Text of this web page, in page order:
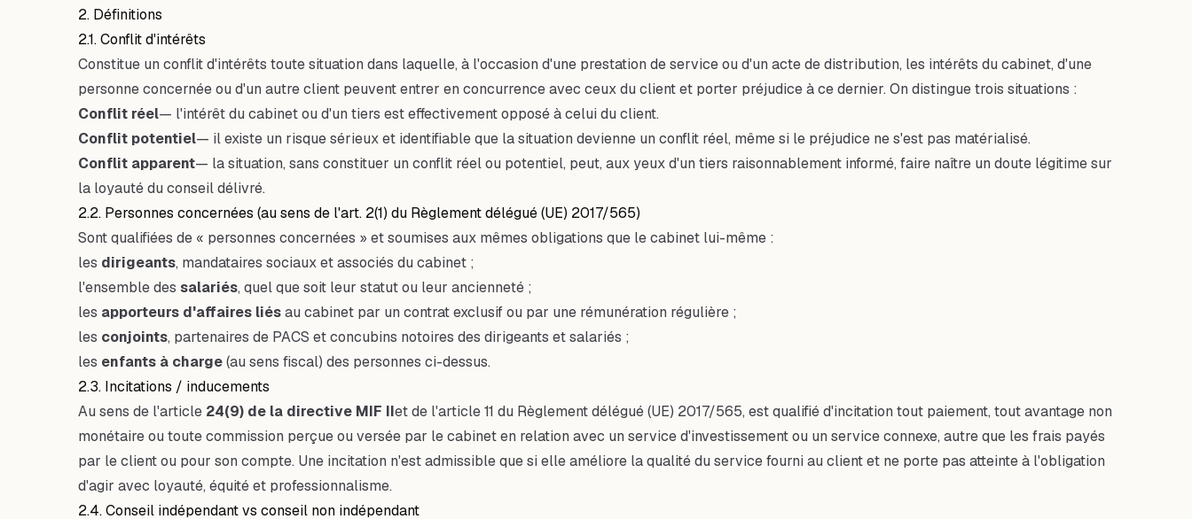
2. Définitions
2.1. Conflit d'intérêts
Constitue un conflit d'intérêts toute situation dans laquelle, à l'occasion d'une prestation de service ou d'un acte de distribution, les intérêts du cabinet, d'une
personne concernée ou d'un autre client peuvent entrer en concurrence avec ceux du client et porter préjudice à ce dernier. On distingue trois situations :
Conflit réel— l'intérêt du cabinet ou d'un tiers est effectivement opposé à celui du client.
Conflit potentiel— il existe un risque sérieux et identifiable que la situation devienne un conflit réel, même si le préjudice ne s'est pas matérialisé.
Conflit apparent— la situation, sans constituer un conflit réel ou potentiel, peut, aux yeux d'un tiers raisonnablement informé, faire naître un doute légitime sur
la loyauté du conseil délivré.
2.2. Personnes concernées (au sens de l'art. 2(1) du Règlement délégué (UE) 2017/565)
Sont qualifiées de « personnes concernées » et soumises aux mêmes obligations que le cabinet lui-même :
les dirigeants, mandataires sociaux et associés du cabinet ;
l'ensemble des salariés, quel que soit leur statut ou leur ancienneté ;
les apporteurs d'affaires liésau cabinet par un contrat exclusif ou par une rémunération régulière ;
les conjoints, partenaires de PACS et concubins notoires des dirigeants et salariés ;
les enfants à charge(au sens fiscal) des personnes ci-dessus.
2.3. Incitations / inducements
Au sens de l'article 24(9) de la directive MIF IIet de l'article 11 du Règlement délégué (UE) 2017/565, est qualifié d'incitation tout paiement, tout avantage non
monétaire ou toute commission perçue ou versée par le cabinet en relation avec un service d'investissement ou un service connexe, autre que les frais payés
par le client ou pour son compte. Une incitation n'est admissible que si elle améliore la qualité du service fourni au client et ne porte pas atteinte à l'obligation
d'agir avec loyauté, équité et professionnalisme.
2.4. Conseil indépendant vs conseil non indépendant